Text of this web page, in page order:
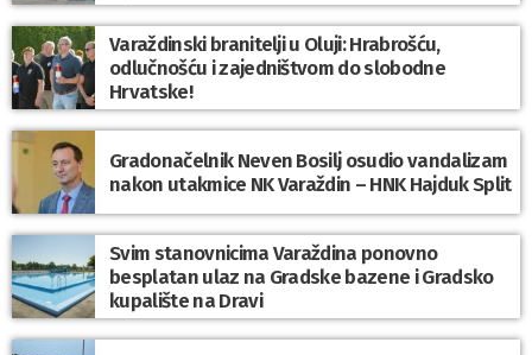
Varaždinski branitelji u Oluji: Hrabrošću,
odlučnošću i zajedništvom do slobodne
Hrvatske!
Gradonačelnik Neven Bosilj osudio vandalizam
nakon utakmice NK Varaždin – HNK Hajduk Split
Svim stanovnicima Varaždina ponovno
besplatan ulaz na Gradske bazene i Gradsko
kupalište na Dravi